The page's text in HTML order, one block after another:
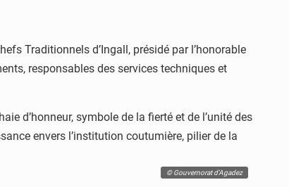
Traditionnels d’Ingall, présidé par l’honorable
responsables des services techniques et
d’honneur, symbole de la fierté et de l’unité des
envers l’institution coutumière, pilier de la
© Gouvernorat d'Agadez